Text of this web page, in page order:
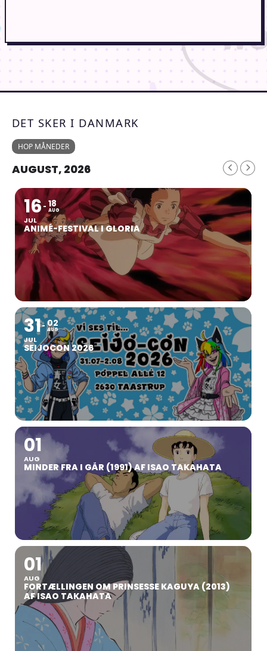
DET SKER I DANMARK
HOP MÅNEDER
AUGUST, 2026
16
JUL
18
AUG
ANIMÉ-FESTIVAL I GLORIA
31
JUL
02
AUG
SEIJOCON 2026
01
AUG
MINDER FRA I GÅR (1991) AF ISAO TAKAHATA
01
AUG
FORTÆLLINGEN OM PRINSESSE KAGUYA (2013)
AF ISAO TAKAHATA